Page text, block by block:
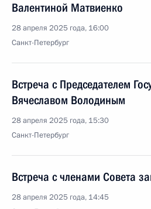
Валентиной Матвиенко
28 апреля 2025 года, 16:00
Санкт-Петербург
Встреча с Председателем
Вячеславом Володиным
28 апреля 2025 года, 15:30
Санкт-Петербург
Встреча с членами Совета
28 апреля 2025 года, 14:45